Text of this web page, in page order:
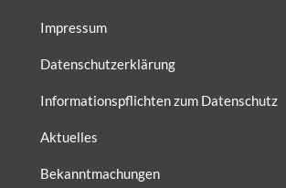
Impressum
Datenschutzerklärung
Informationspflichten zum Datenschutz
Aktuelles
Bekanntmachungen